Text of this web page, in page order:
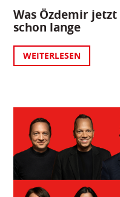
Was Özdemir
schon lange
WEITERLESEN